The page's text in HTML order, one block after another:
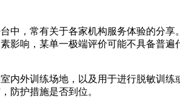
中，常有关于各家机构服务体验的分
影响，某单一极端评价可能不具备普
内外训练场地，以及用于进行脱敏训
防护措施是否到位。